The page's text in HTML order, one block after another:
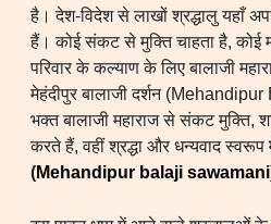
है। देश-विदेश से लाखों श्रद्धालु यहाँ
हैं। कोई संकट से मुक्ति चाहता है, कोई
परिवार के कल्याण के लिए बालाजी
मेहंदीपुर बालाजी दर्शन
भक्त बालाजी महाराज से संकट मुक्ति,
करते हैं, वहीं श्रद्धा और धन्यवाद स्वरूप
(Mehandipur balaji sawamani